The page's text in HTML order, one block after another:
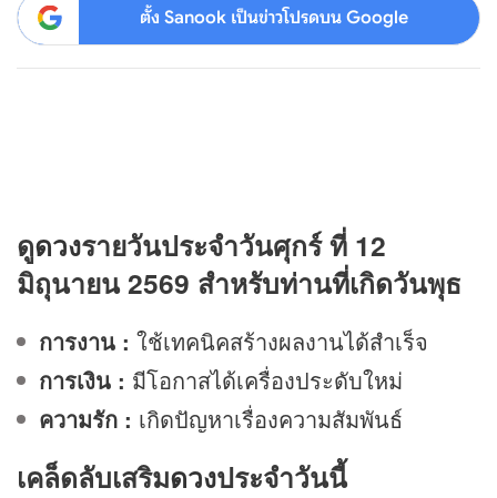
ตั้ง Sanook เป็นข่าวโปรดบน Google
ดูดวงรายวันประจำวันศุกร์ ที่ 12
มิถุนายน 2569 สำหรับท่านที่เกิดวันพุธ
การงาน : ใช้เทคนิคสร้างผลงานได้สำเร็จ
การเงิน : มีโอกาสได้เครื่องประดับใหม่
ความรัก : เกิดปัญหาเรื่องความสัมพันธ์
เคล็ดลับเสริมดวงประจำวันนี้